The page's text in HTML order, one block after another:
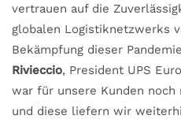
vertrauen auf die
globalen Logistiknetzwerks
Bekämpfung dieser
Rivieccio, President UPS
war für unsere Kunden
und diese liefern wir